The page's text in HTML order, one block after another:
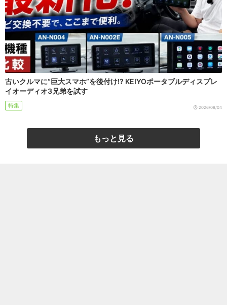
古いクルマに“巨大スマホ”を後付け!? KEIYOポータブルディスプレ
イオーディオ3兄弟を試す
特集 2026/08/04
もっと見る